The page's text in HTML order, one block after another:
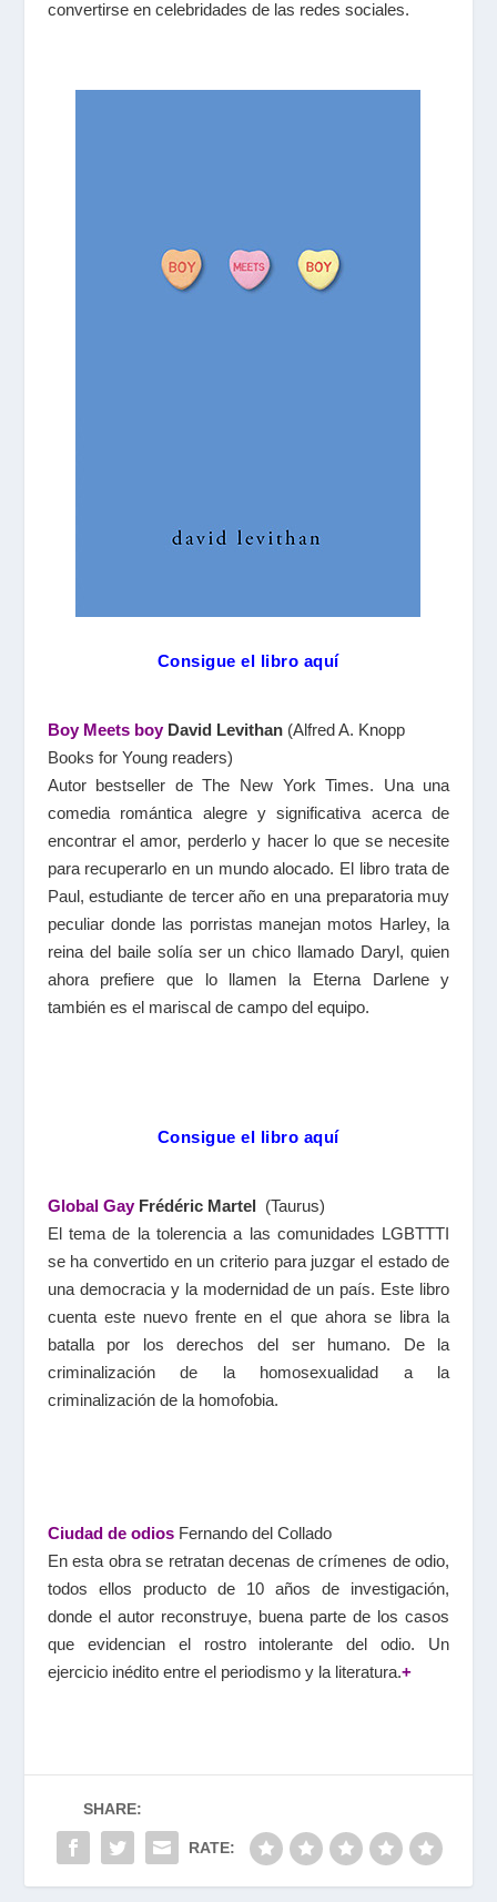
convertirse en celebridades de las redes sociales.
Consigue el libro aquí
Boy Meets boy David Levithan(Alfred A. Knopp
Books for Young readers)
Autor bestseller de The New York Times. Una una
comedia romántica alegre y significativa acerca de
encontrar el amor, perderlo y hacer lo que se necesite
para recuperarlo en un mundo alocado. El libro trata de
Paul, estudiante de tercer año en una preparatoria muy
peculiar donde las porristas manejan motos Harley, la
reina del baile solía ser un chico llamado Daryl, quien
ahora prefiere que lo llamen la Eterna Darlene y
también es el mariscal de campo del equipo.
Consigue el libro aquí
Global Gay Frédéric Martel (Taurus)
El tema de la tolerencia a las comunidades LGBTTTI
se ha convertido en un criterio para juzgar el estado de
una democracia y la modernidad de un país. Este libro
cuenta este nuevo frente en el que ahora se libra la
batalla por los derechos del ser humano. De la
criminalización de la homosexualidad a la
criminalización de la homofobia.
Ciudad de odiosFernando del Collado
En esta obra se retratan decenas de crímenes de odio,
todos ellos producto de 10 años de investigación,
donde el autor reconstruye, buena parte de los casos
que evidencian el rostro intolerante del odio. Un
ejercicio inédito entre el periodismo y la literatura.+
SHARE:
RATE: